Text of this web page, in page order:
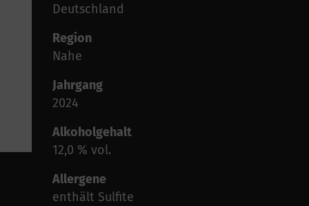
Deutschland
Region
Nahe
Jahrgang
2024
Alkoholgehalt
12,0 % vol.
Allergene
enthält Sulfite